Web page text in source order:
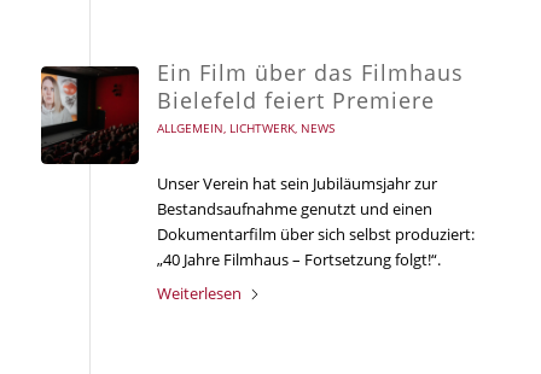
Ein Film über das Filmhaus
Bielefeld feiert Premiere
ALLGEMEIN, LICHTWERK, NEWS
Unser Verein hat sein Jubiläumsjahr zur
Bestandsaufnahme genutzt und einen
Dokumentarfilm über sich selbst produziert:
„40 Jahre Filmhaus – Fortsetzung folgt!“.
Weiterlesen